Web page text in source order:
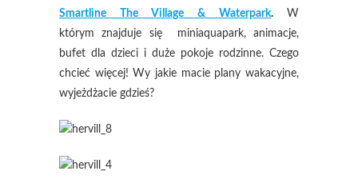
Smartline The Village & Waterpark. W
którym znajduje się miniaquapark, animacje,
bufet dla dzieci i duże pokoje rodzinne. Czego
chcieć więcej! Wy jakie macie plany wakacyjne,
wyjeżdżacie gdzieś?